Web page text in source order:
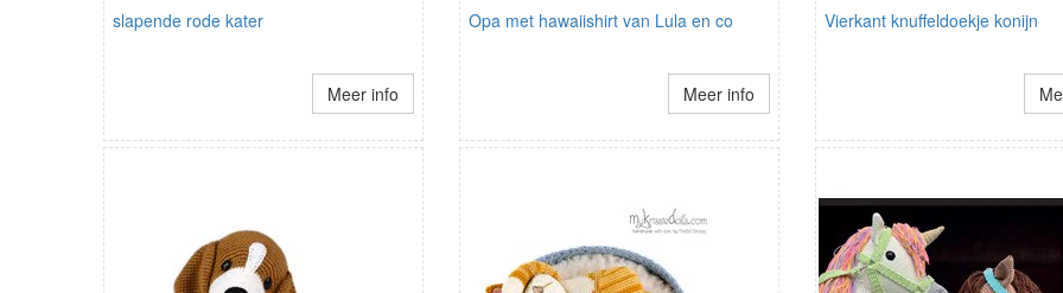
slapende rode kater
Meer info
Opa met hawaiishirt van Lula en co
Meer info
Vierkant knuffeldoekje konijn